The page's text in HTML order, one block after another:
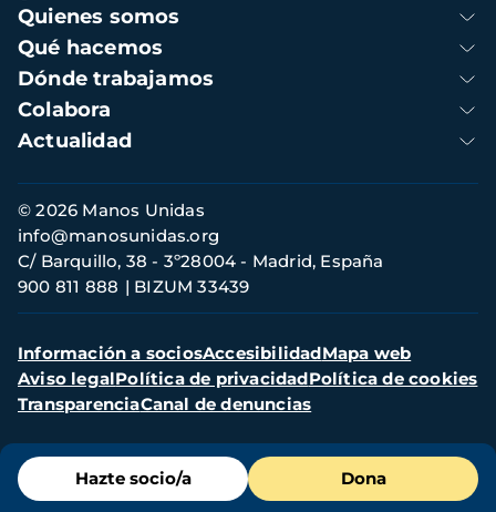
Menú
de
Hazte socio/a Dona
Navegación
principal
Quienes somos
Qué hacemos
Dónde trabajamos
Colabora
Actualidad
Información
de
contacto
© 2026 Manos Unidas
C/ Barquillo, 38 - 3º28004 - Madrid, España
900 811 888
BIZUM 33439
info@manosunidas.org
Menú
secundario
Información a sociosAccesibilidadMapa web
Aviso legalPolítica de privacidadPolítica de cookies
TransparenciaCanal de denuncias